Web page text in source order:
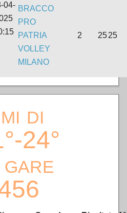
04- BRACCO
PRO
PATRIA
VOLLEY
MILANO
2 2525
di
24°